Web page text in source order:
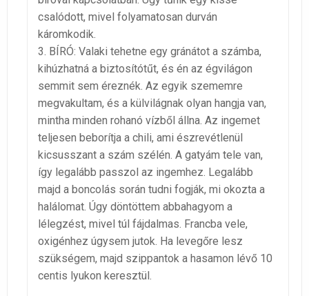
csalódott, mivel folyamatosan durván
káromkodik.
3. BÍRÓ: Valaki tehetne egy gránátot a számba,
kihúzhatná a biztosítótűt, és én az égvilágon
semmit sem éreznék. Az egyik szememre
megvakultam, és a külvilágnak olyan hangja van,
mintha minden rohanó vízből állna. Az ingemet
teljesen beborítja a chili, ami észrevétlenül
kicsusszant a szám szélén. A gatyám tele van,
így legalább passzol az ingemhez. Legalább
majd a boncolás során tudni fogják, mi okozta a
halálomat. Úgy döntöttem abbahagyom a
lélegzést, mivel túl fájdalmas. Francba vele,
oxigénhez úgysem jutok. Ha levegőre lesz
szükségem, majd szippantok a hasamon lévő 10
centis lyukon keresztül.